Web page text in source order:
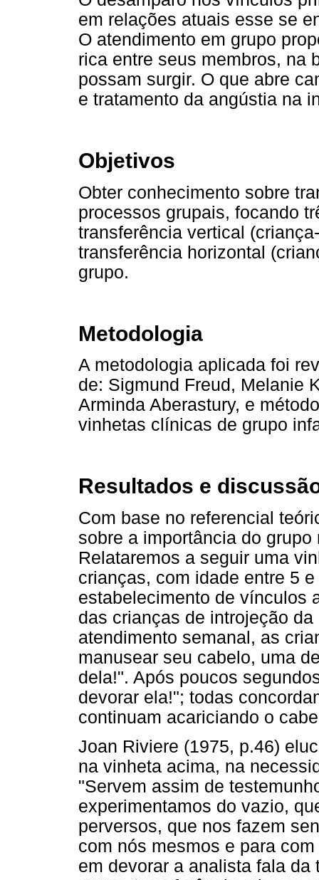
em relações atuais esse se
O atendimento em grupo
rica entre seus membros, na
possam surgir. O que abre
e tratamento da angústia na
Objetivos
Obter conhecimento sobre
processos grupais, focando
transferência vertical
transferência horizontal
grupo.
Metodologia
A metodologia aplicada foi
de: Sigmund Freud, Melanie
Arminda Aberastury, e
vinhetas clínicas de grupo
Resultados e
Com base no referencial
sobre a importância do
Relataremos a seguir uma
crianças, com idade entre 5
estabelecimento de vínculos
das crianças de introjeção
atendimento semanal, as
manusear seu cabelo, uma
dela!". Após poucos
devorar ela!"; todas
continuam acariciando o
Joan Riviere (1975, p.46)
na vinheta acima, na
"Servem assim de
experimentamos do vazio,
perversos, que nos fazem
com nós mesmos e para
em devorar a analista fala